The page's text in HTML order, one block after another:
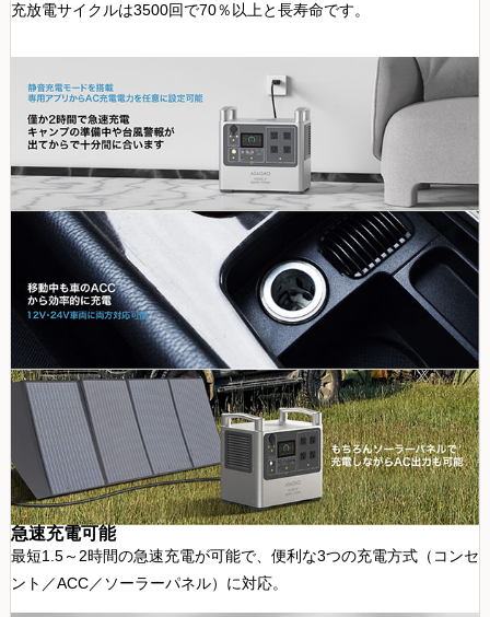
充放電サイクルは3500回で70％以上と長寿命です。
急速充電可能
最短1.5～2時間の急速充電が可能で、便利な3つの充電方式（コンセ
ント／ACC／ソーラーパネル）に対応。